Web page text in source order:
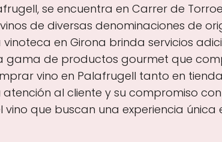
se encuentra en Carrer de
de diversas denominaciones de
en Girona brinda servicios
gama de productos gourmet que
vino en Palafrugell tanto en
atención al cliente y su compromiso
que buscan una experiencia única